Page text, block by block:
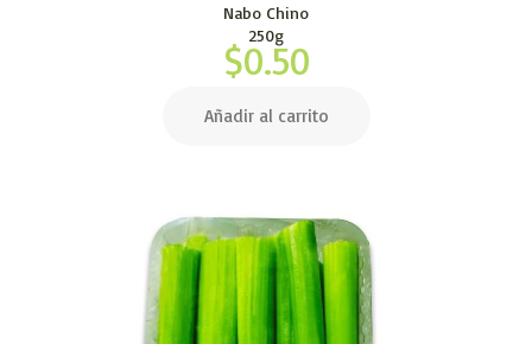
Nabo Chino
250g
$0.50
Añadir al carrito